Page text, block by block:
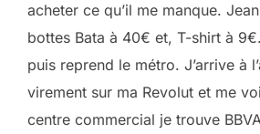
acheter ce qu’il me manque.
bottes Bata à 40€ et, T-shirt à
puis reprend le métro. J’arrive à
virement sur ma Revolut et me
centre commercial je trouve